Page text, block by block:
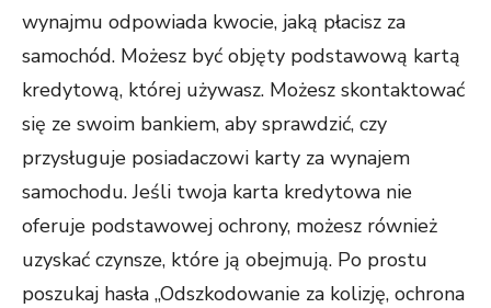
wynajmu odpowiada kwocie, jaką płacisz za
samochód. Możesz być objęty podstawową kartą
kredytową, której używasz. Możesz skontaktować
się ze swoim bankiem, aby sprawdzić, czy
przysługuje posiadaczowi karty za wynajem
samochodu. Jeśli twoja karta kredytowa nie
oferuje podstawowej ochrony, możesz również
uzyskać czynsze, które ją obejmują. Po prostu
poszukaj hasła „Odszkodowanie za kolizję, ochrona